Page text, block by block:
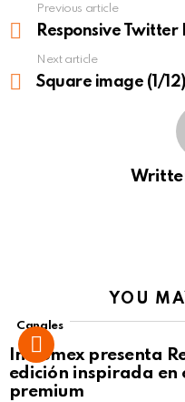
more
Previous article
Responsive Twitter
Next article
Square image (1/12)
YOU
Canales
Intcomex presenta
edición inspirada en
premium